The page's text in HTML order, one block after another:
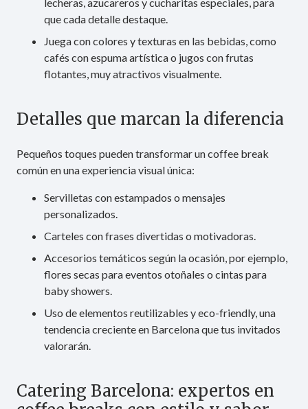
que cada detalle destaque.
Juega con colores y texturas en las bebidas, como
cafés con espuma artística o jugos con frutas
flotantes, muy atractivos visualmente.
Detalles que marcan la diferencia
Pequeños toques pueden transformar un coffee break
común en una experiencia visual única:
Servilletas con estampados o mensajes
personalizados.
Carteles con frases divertidas o motivadoras.
Accesorios temáticos según la ocasión, por ejemplo,
flores secas para eventos otoñales o cintas para
baby showers.
Uso de elementos reutilizables y eco-friendly, una
tendencia creciente en Barcelona que tus invitados
valorarán.
Catering Barcelona: expertos en